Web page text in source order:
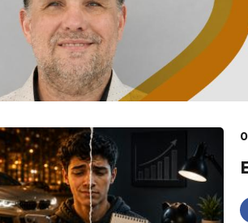
Arquitetura que
convivência
Equilíbrio
A síndrome da
Instituto Toshiko